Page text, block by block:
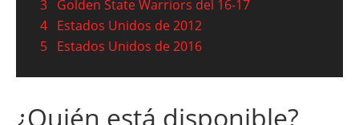
3 Golden State Warriors del 16-17
4 Estados Unidos de 2012
5 Estados Unidos de 2016
¿Quién está disponible?